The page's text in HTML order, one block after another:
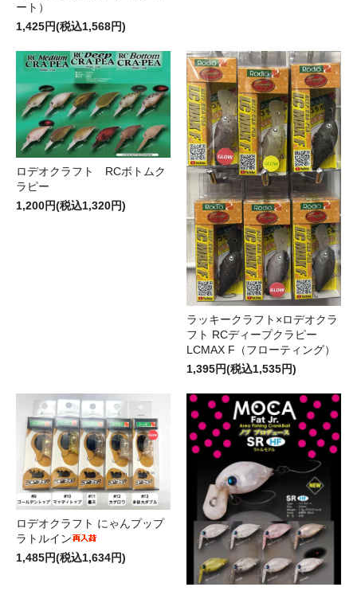
ート）
1,425円(税込1,568円)
ロデオクラフト RCボトムク
ラピー
1,200円(税込1,320円)
ラッキークラフト×ロデオクラ
フト RCディープクラピー
LCMAX F（フローティング）
1,395円(税込1,535円)
ロデオクラフト にゃんプップ
ラトルイン
1,485円(税込1,634円)